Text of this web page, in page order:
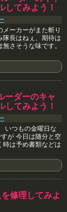
してみよう！
ーカーがまた斬り
隊長はねぇ、期待は
さそうな味です。
ーダーのキャ
してみよう！
いつもの金曜日な
が 今日は随分と空
時は予め書類などは
修理してみよ